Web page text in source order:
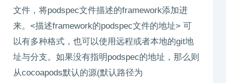
文件，将podspec文件描述的framework添加进
来。<描述framework的podspec文件的地址> 可
以有多种格式，也可以使用远程或者本地的git地
址与分支。如果没有指明podspec的地址，那么则
从cocoapods默认的源(默认路径为